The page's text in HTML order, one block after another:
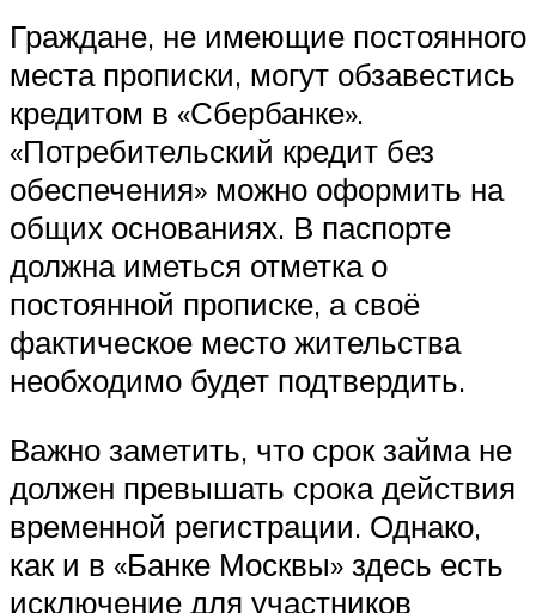
Граждане, не имеющие постоянного
места прописки, могут обзавестись
кредитом в «Сбербанке».
«Потребительский кредит без
обеспечения» можно оформить на
общих основаниях. В паспорте
должна иметься отметка о
постоянной прописке, а своё
фактическое место жительства
необходимо будет подтвердить.
Важно заметить, что срок займа не
должен превышать срока действия
временной регистрации. Однако,
как и в «Банке Москвы» здесь есть
исключение для участников